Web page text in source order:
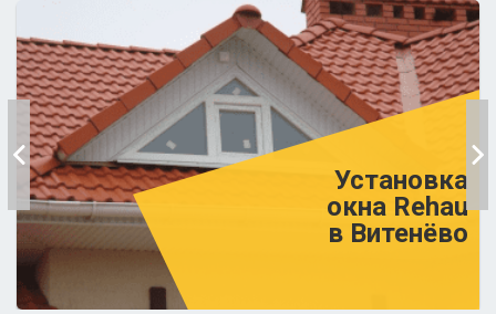
Установка
окна Rehau
в Витенёво